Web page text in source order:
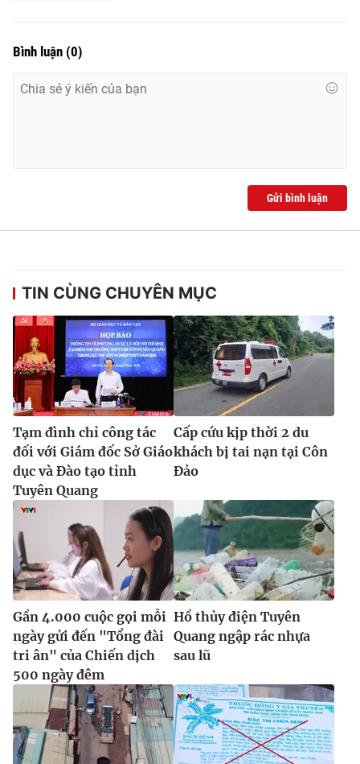
Bình luận (0)
Gửi bình luận
TIN CÙNG CHUYÊN MỤC
Tạm đình chỉ công tác
đối với Giám đốc Sở Giáo
dục và Đào tạo tỉnh
Tuyên Quang
Cấp cứu kịp thời 2 du
khách bị tai nạn tại Côn
Đảo
Gần 4.000 cuộc gọi mỗi
ngày gửi đến "Tổng đài
tri ân" của Chiến dịch
500 ngày đêm
Hồ thủy điện Tuyên
Quang ngập rác nhựa
sau lũ